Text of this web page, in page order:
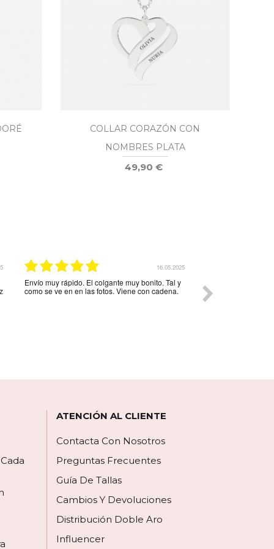
COLLAR CORAZÓN CON
NOMBRES PLATA
49,90 €
16.05.2025
Envío muy rápido. El colgante muy bonito. Tal y
como se ve en en las fotos. Viene con cadena.
correcto a la
razonables y
ATENCIÓN AL CLIENTE
Contacta Con Nosotros
Preguntas Frecuentes
Guía De Tallas
Cambios Y Devoluciones
Distribución Doble Aro
Influencer